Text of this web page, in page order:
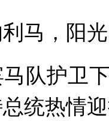
，阳光
护卫下
统热情